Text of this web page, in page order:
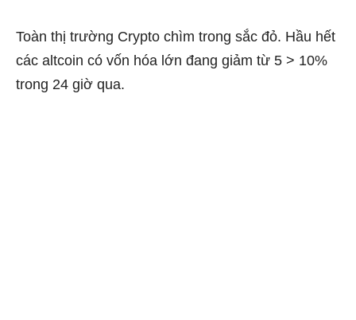
Toàn thị trường Crypto chìm trong sắc đỏ. Hầu hết
các altcoin có vốn hóa lớn đang giảm từ 5 > 10%
trong 24 giờ qua.